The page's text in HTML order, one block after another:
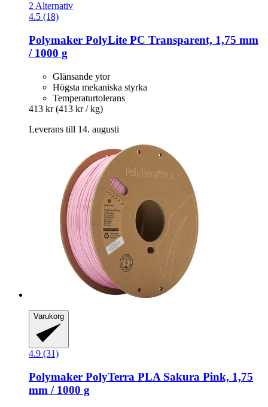
2 Alternativ
4.5 (18)
Polymaker PolyLite PC Transparent, 1,75 mm
/ 1000 g
Glänsande ytor
Högsta mekaniska styrka
Temperaturtolerans
413 kr (413 kr / kg)
Leverans till 14. augusti
Varukorg
4.9 (31)
Polymaker PolyTerra PLA Sakura Pink, 1,75
mm / 1000 g